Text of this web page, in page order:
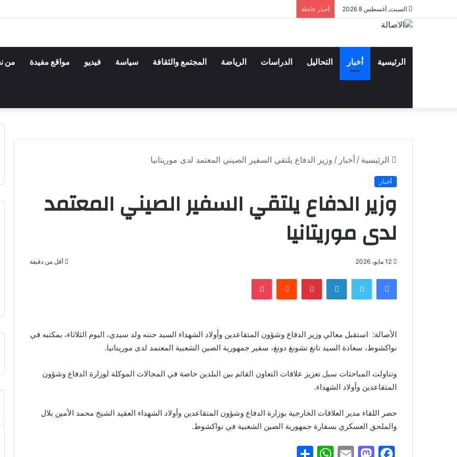
السبت, أغسطس 8 2026 أخبار عاجلة
الرئيسية أخبار التحاليل الدراسات الرياضة المجتمع والثقافة سياسة فيديو مواقع مفيدة من
الرئيسية / أخبار / وزير الدفاع يلتقي السفير الصيني المعتمد لدى موريتانيا
أخبار
وزير الدفاع يلتقي السفير الصيني المعتمد
لدى موريتانيا
12 مايو، 2026 أقل من دقيقة
فيسبوك لينكدإن بينتيريست
الأصالة: استقبل معالي وزير الدفاع وشؤون المتقاعدين وأولاد الشهداء السيد حننه ولد سيدي، اليوم الثلاثاء، بمكتبه في
نواكشوط، سعادة السيد تانغ تشونغ دونغ، سفير جمهورية الصين الشعبية المعتمد لدى موريتانيا.
وتناولت المباحثات سبل تعزيز علاقات التعاون القائم بين البلدين خاصة في المجالات الموكلة لوزارة الدفاع وشؤون
المتقاعدين وأولاد الشهداء.
حضر اللقاء مدير العلاقات الخارجية بوزارة الدفاع وشؤون المتقاعدين وأولاد الشهداء العقيد الشيخ محمد الأمين بلال
والملحق العسكري بسفارة جمهورية الصين الشعبية في نواكشوط.